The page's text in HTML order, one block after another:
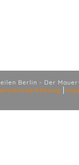
Berlin - Der